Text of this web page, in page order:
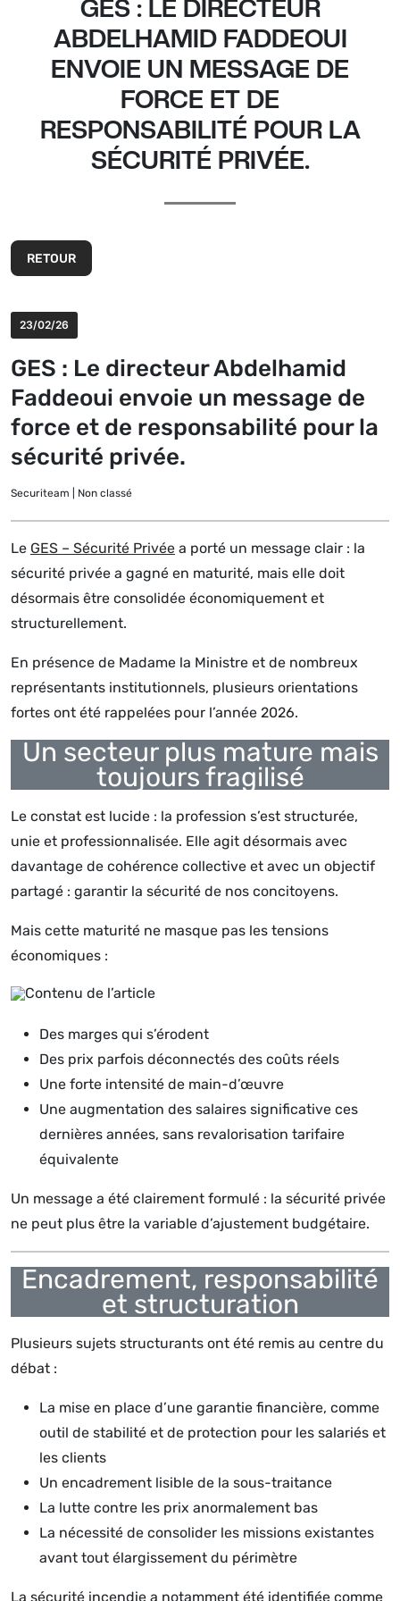
GES : LE DIRECTEUR
ABDELHAMID FADDEOUI
ENVOIE UN MESSAGE DE
FORCE ET DE
RESPONSABILITÉ POUR LA
SÉCURITÉ PRIVÉE.
RETOUR
23/02/26
GES : Le directeur Abdelhamid
Faddeoui envoie un message de
force et de responsabilité pour la
sécurité privée.
Securiteam | Non classé
Le GES – Sécurité Privée a porté un message clair : la
sécurité privée a gagné en maturité, mais elle doit
désormais être consolidée économiquement et
structurellement.
En présence de Madame la Ministre et de nombreux
représentants institutionnels, plusieurs orientations
fortes ont été rappelées pour l’année 2026.
Un secteur plus mature mais
toujours fragilisé
Le constat est lucide : la profession s’est structurée,
unie et professionnalisée. Elle agit désormais avec
davantage de cohérence collective et avec un objectif
partagé : garantir la sécurité de nos concitoyens.
Mais cette maturité ne masque pas les tensions
économiques :
Des marges qui s’érodent
Des prix parfois déconnectés des coûts réels
Une forte intensité de main-d’œuvre
Une augmentation des salaires significative ces
dernières années, sans revalorisation tarifaire
équivalente
Un message a été clairement formulé : la sécurité privée
ne peut plus être la variable d’ajustement budgétaire.
Encadrement, responsabilité
et structuration
Plusieurs sujets structurants ont été remis au centre du
débat :
La mise en place d’une garantie financière, comme
outil de stabilité et de protection pour les salariés et
les clients
Un encadrement lisible de la sous-traitance
La lutte contre les prix anormalement bas
La nécessité de consolider les missions existantes
avant tout élargissement du périmètre
La sécurité incendie a notamment été identifiée comme